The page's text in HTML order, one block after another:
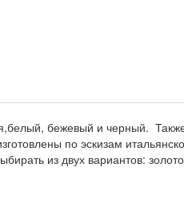
бежевый и черный.
по эскизам
из двух вариантов: